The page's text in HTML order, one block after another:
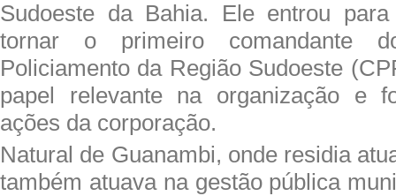
Sudoeste da Bahia. Ele entrou
tornar o primeiro comandante
Policiamento da Região Sudoeste
papel relevante na organização e
ações da corporação.
Natural de Guanambi, onde residia
também atuava na gestão pública